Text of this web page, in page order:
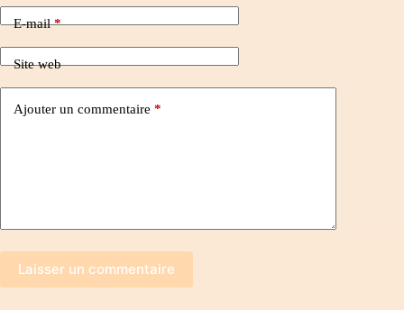
E-mail*
Site web
Ajouter un commentaire *
Laisser un commentaire